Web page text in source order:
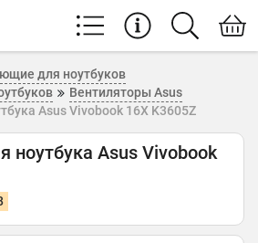
для ноутбуков
Вентиляторы Asus
Asus Vivobook 16X K3605Z
ноутбука Asus Vivobook